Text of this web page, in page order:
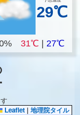
29℃
31℃ |27℃
Leaflet | 地理院タイル